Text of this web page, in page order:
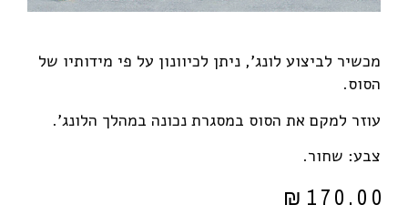
מכשיר לביצוע לונג', ניתן לכיוונון על פי מידותיו של
הסוס.
עוזר למקם את הסוס במסגרת נכונה במהלך הלונג'.
צבע: שחור.
₪ 170.00